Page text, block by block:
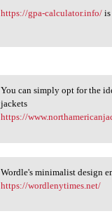
https://gpa-
https://gpa-calculator.info/ is
You can simply opt
You can simply opt for the
jackets
https://
Wordle's minimalist
Wordle's minimalist design
https://wordlenytimes.net/